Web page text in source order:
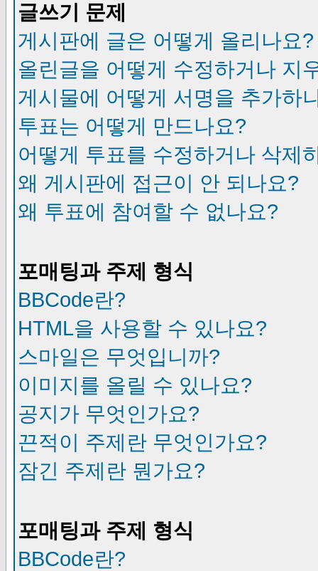
글쓰기 문제
게시판에 글은 어떻게 올리나요?
올린글을 어떻게 수정하거나 지
게시물에 어떻게 서명을 추가하
투표는 어떻게 만드나요?
어떻게 투표를 수정하거나 삭제
왜 게시판에 접근이 안 되나요?
왜 투표에 참여할 수 없나요?
포매팅과 주제 형식
BBCode란?
HTML을 사용할 수 있나요?
스마일은 무엇입니까?
이미지를 올릴 수 있나요?
공지가 무엇인가요?
끈적이 주제란 무엇인가요?
잠긴 주제란 뭔가요?
포매팅과 주제 형식
BBCode란?